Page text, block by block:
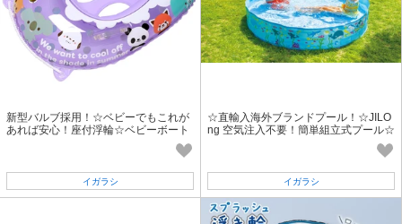
新型バルブ採用！☆ベビーでもこれが
あれば安心！座付浮輪☆ベビーボート
イガラシ
☆直輸入海外ブランドプール！☆JILO
ng 空気注入不要！簡単組立式プール☆
ガーデンプール150cm「2022新作」
イガラシ